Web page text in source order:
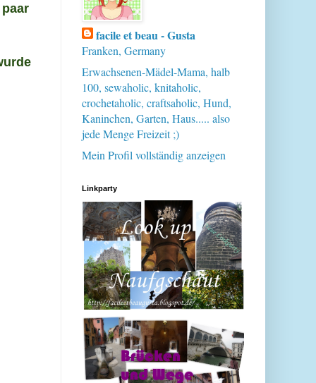
facile et beau - Gusta
Franken, Germany
Erwachsenen-Mädel-Mama, halb
100, sewaholic, knitaholic,
crochetaholic, craftsaholic, Hund,
Kaninchen, Garten, Haus..... also
jede Menge Freizeit ;)
Mein Profil vollständig anzeigen
Linkparty